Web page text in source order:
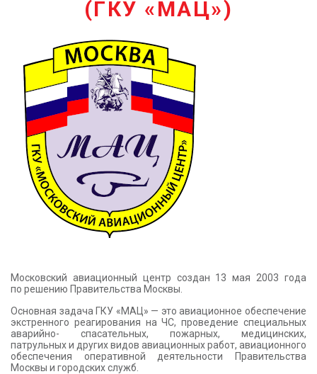
КОНТАКТЫ(ГКУ «МАЦ»)
Московский авиационный центр создан 13 мая 2003 года
по решению Правительства Москвы.
Основная задача ГКУ «МАЦ» — это авиационное обеспечение
экстренного реагирования на ЧС, проведение специальных
аварийно- спасательных, пожарных, медицинских,
патрульных и других видов авиационных работ, авиационного
обеспечения оперативной деятельности Правительства
Москвы и городских служб.